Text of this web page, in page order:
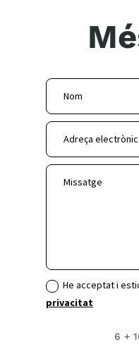
He acceptat i
privacitat
6 +